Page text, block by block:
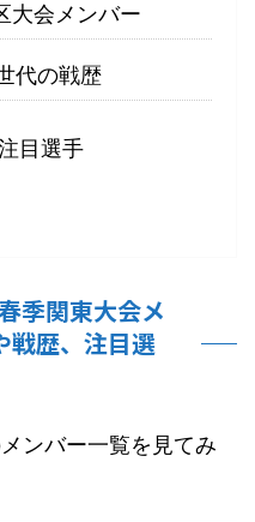
大会メンバー
代の戦歴
目選手
季関東大会メ
戦歴、注目選
ンバー一覧を見てみ